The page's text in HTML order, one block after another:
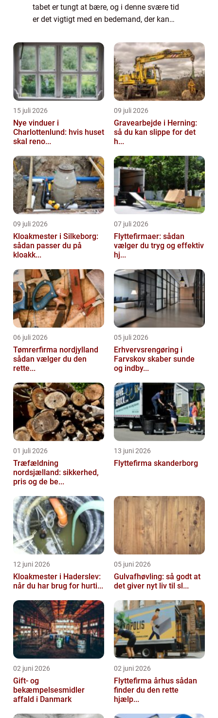
tabet er tungt at bære, og i denne svære tid
er det vigtigt med en bedemand, der kan
15 juli 2026
Nye vinduer i
Charlottenlund: hvis huset
skal reno...
09 juli 2026
Gravearbejde i Herning:
så du kan slippe for det
h...
09 juli 2026
Kloakmester i Silkeborg:
sådan passer du på
kloakk...
07 juli 2026
Flyttefirmaer: sådan
vælger du tryg og effektiv
hj...
06 juli 2026
Tømrerfirma nordjylland
sådan vælger du den
rette...
05 juli 2026
Erhvervsrengøring i
Farvskov skaber sunde
og indby...
01 juli 2026
Træfældning
nordsjælland: sikkerhed,
pris og de be...
13 juni 2026
Flyttefirma skanderborg
12 juni 2026
Kloakmester i Haderslev:
når du har brug for hurti...
05 juni 2026
Gulvafhøvling: så godt at
det giver nyt liv til sl...
02 juni 2026
Gift- og
bekæmpelsesmidler
affald i Danmark
02 juni 2026
Flyttefirma århus sådan
finder du den rette
hjælp...